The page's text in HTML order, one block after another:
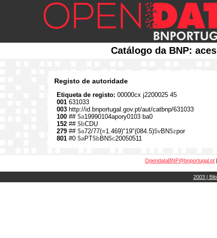
Catálogo da BNP:
Registo de autoridade
Etiqueta de registo: 00000cx j2200025 45
001 631033
003 http://id.bnportugal.gov.pt/aut/catbnp/631033
100 ## $a19990104apory0103 ba0
152 ## $bCDU
279 ## $a72/77(=1.469)"19"(084.5)$vBN$zpor
801 #0 $aPT$bBN$c20050511
OpendataBNP@bnportugal.pt
2003 |